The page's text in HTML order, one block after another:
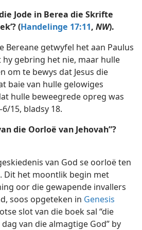
Jode in Berea die Skrifte
(Handelinge 17:11, NW).
Bereane getwyfel het aan Paulus
gebring het nie, maar hulle
om te bewys dat Jesus die
baie van hulle gelowiges
hulle beweegrede opreg was
15, bladsy 18.
die Oorloë van Jehovah”?
van God se oorloë ten
Dit het moontlik begin met
oor die gewapende invallers
soos opgeteken in Genesis
slot van die boek sal “die
van die almagtige God” by